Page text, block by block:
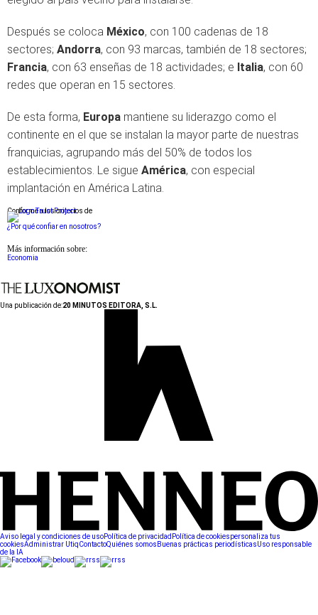
Después se coloca México, con 100 cadenas de 18
sectores; Andorra, con 93 marcas, también de 18 sectores;
Francia, con 63 enseñas de 18 actividades; e Italia, con 60
redes que operan en 15 sectores.
De esta forma, Europa mantiene su liderazgo como el
continente en el que se instalan la mayor parte de nuestras
franquicias, agrupando más del 50% de todos los
establecimientos. Le sigue América, con especial
implantación en América Latina.
Conforme a los criterios de
¿Por qué confiar en nosotros?
Más información sobre:
Economia
Una publicación de:20 MINUTOS EDITORA, S.L.
Aviso legal y condiciones de usoPolítica de privacidad Política de cookiespersonaliza tus
cookiesAdministrar UtiqContactoQuiénes somos Buenas prácticas periodísticasUso responsable
de la IA